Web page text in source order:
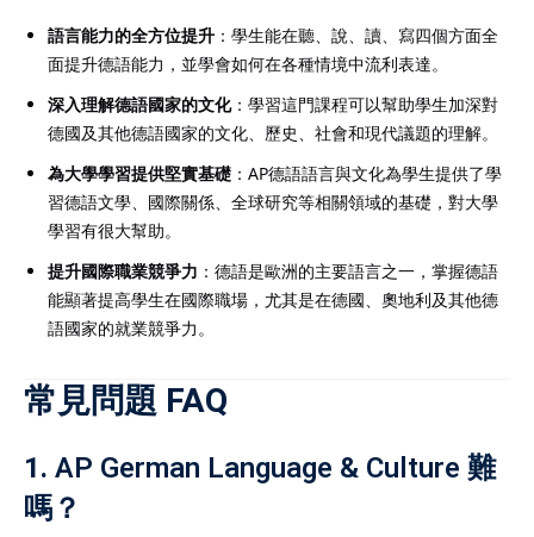
語言能力的全方位提升 ：學生能在聽、說、讀、寫四個方面全
面提升德語能力，並學會如何在各種情境中流利表達。
深入理解德語國家的文化：學習這門課程可以幫助學生加深對
德國及其他德語國家的文化、歷史、社會和現代議題的理解。
為大學學習提供堅實基礎 ：AP德語語言與文化為學生提供了學
習德語文學、國際關係、全球研究等相關領域的基礎，對大學
學習有很大幫助。
提升國際職業競爭力 ：德語是歐洲的主要語言之一，掌握德語
能顯著提高學生在國際職場，尤其是在德國、奧地利及其他德
語國家的就業競爭力。
常見問題 FAQ
1. AP German Language & Culture 難
嗎？